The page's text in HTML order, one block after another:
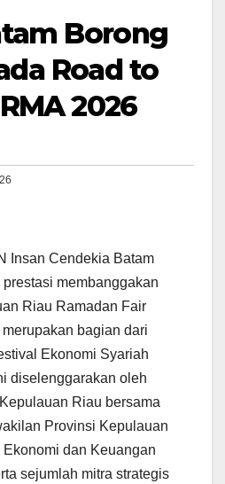
Borong
Road to
2026
Insan Cendekia Batam
membanggakan
Riau Ramadan Fair
bagian dari
Ekonomi Syariah
diselenggarakan oleh
Riau bersama
Provinsi Kepulauan
dan Keuangan
sejumlah mitra strategis